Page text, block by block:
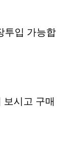
투입 가능합
시고 구매